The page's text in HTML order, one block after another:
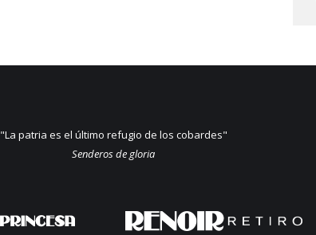
"La patria es el último refugio de los cobardes"
Senderos de gloria